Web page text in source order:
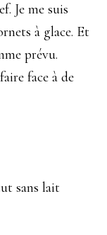
Je me suis
à glace. Et
prévu.
face à de
sans lait